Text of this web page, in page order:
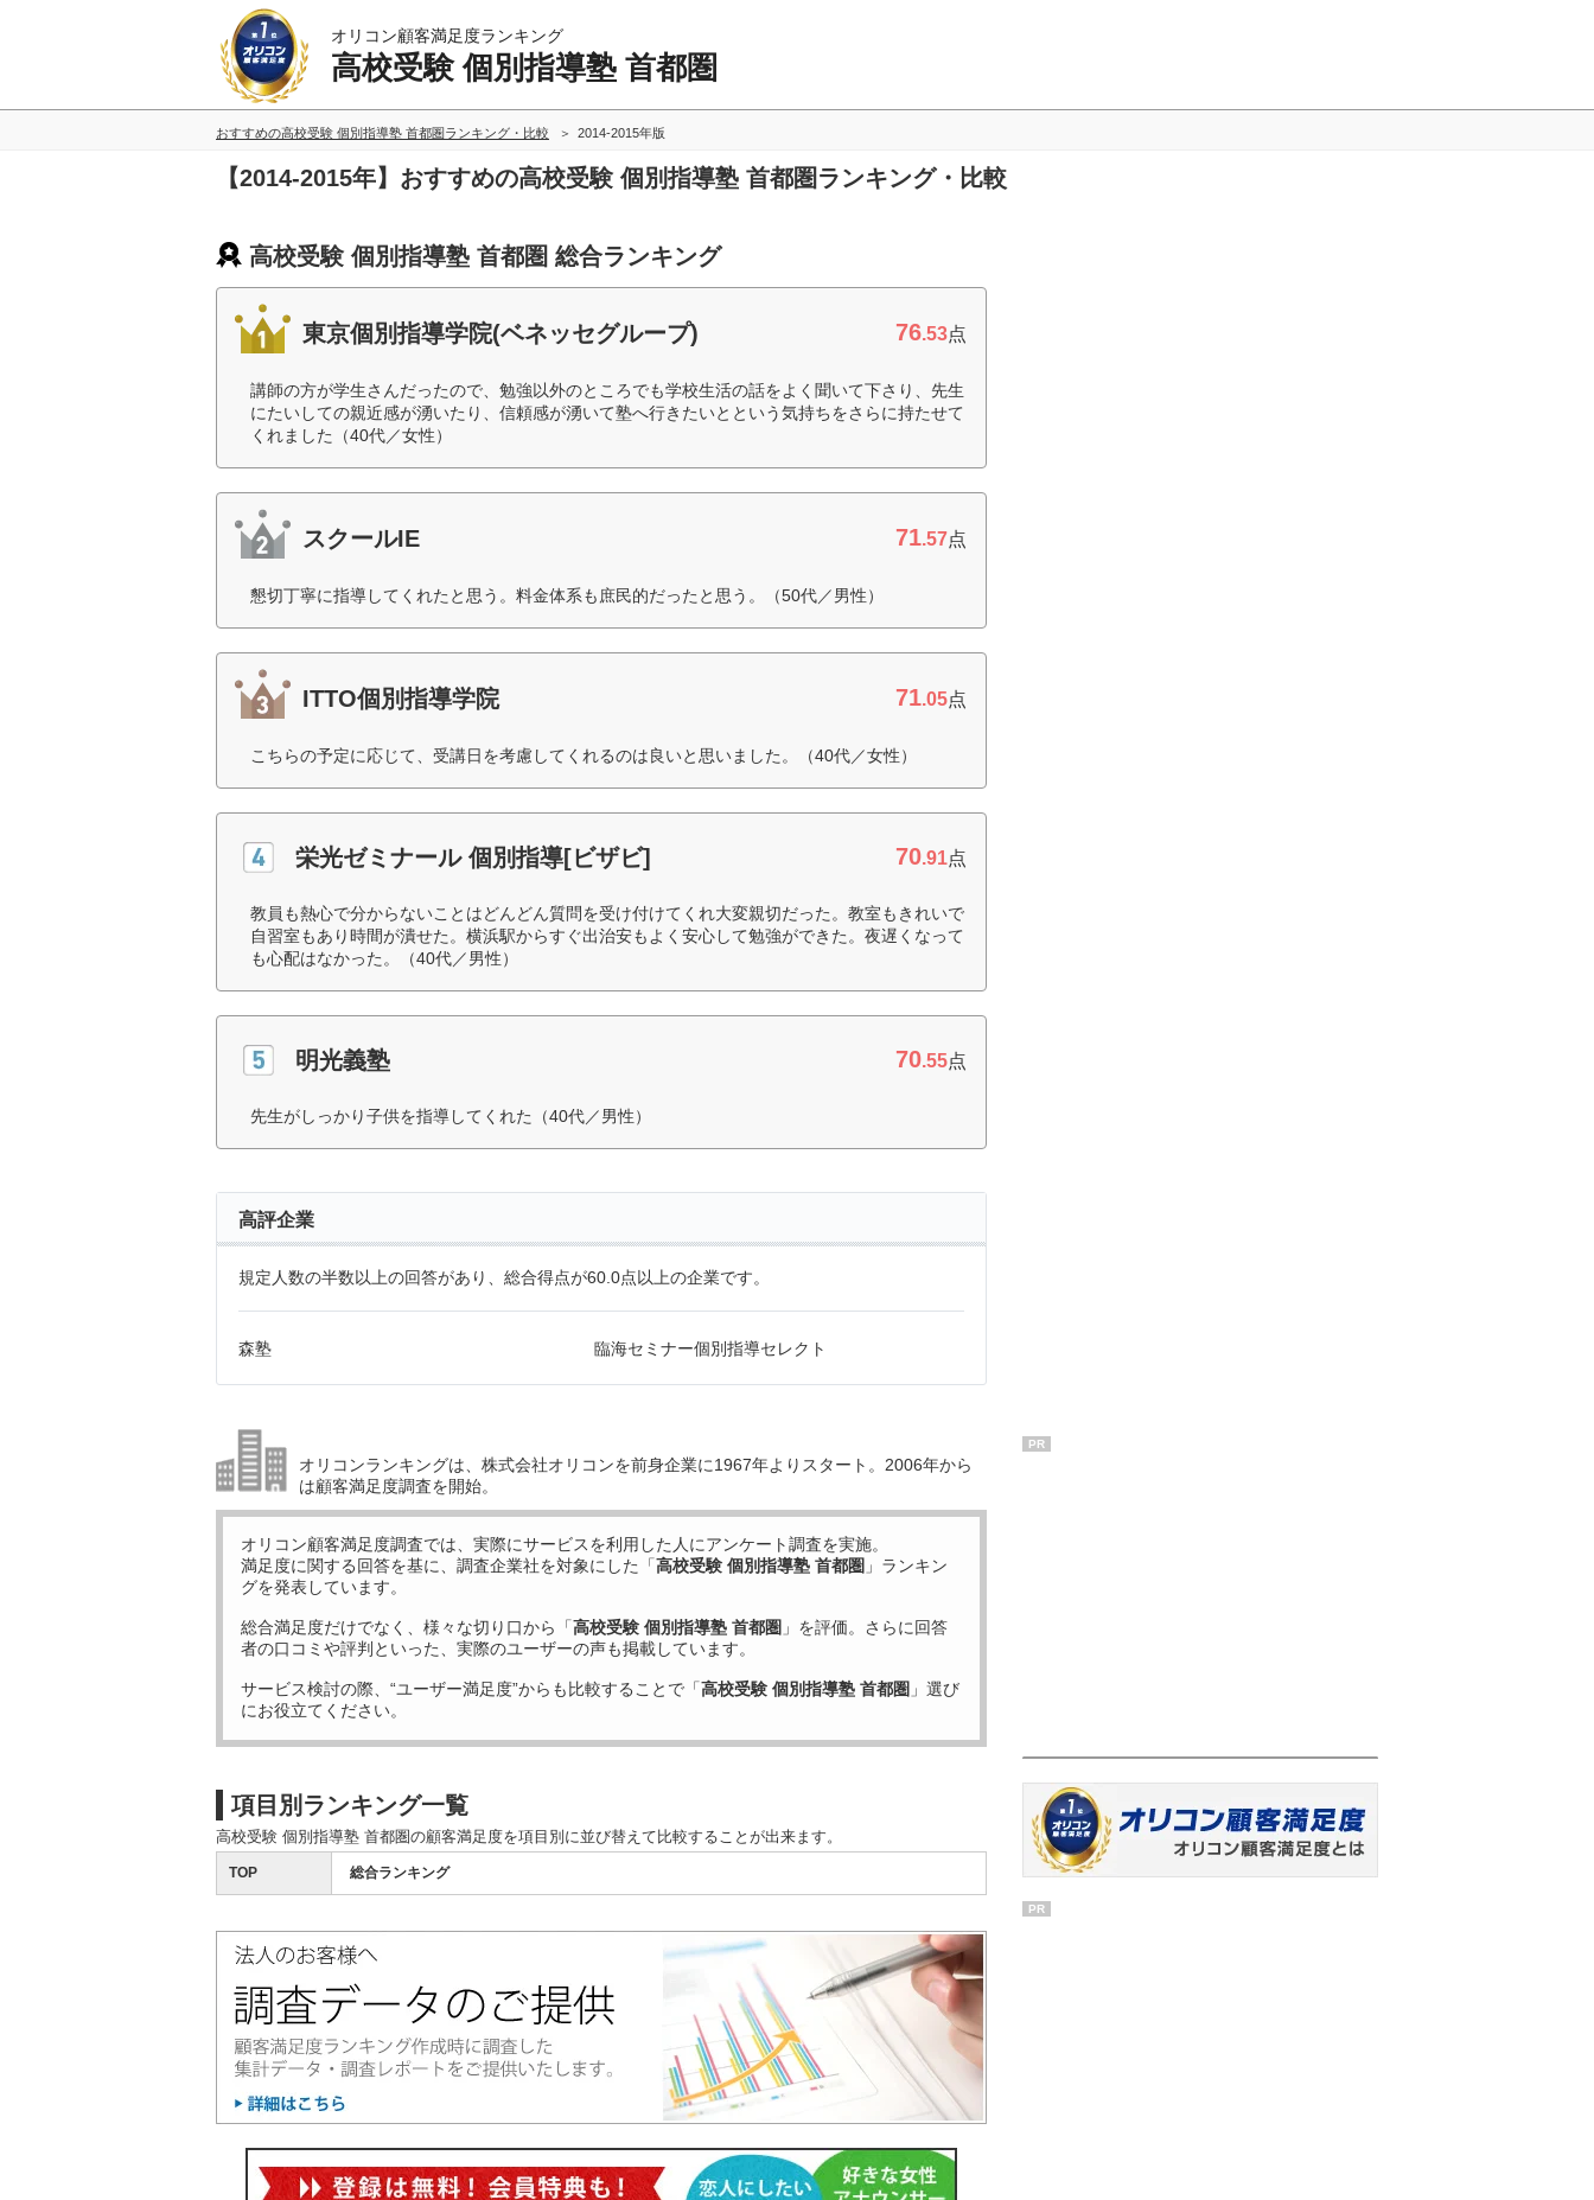
オリコン顧客満足度ランキング
高校受験 個別指導塾 首都圏
おすすめの高校受験 個別指導塾 首都圏ランキング・比較 2014-2015年版
【2014-2015年】おすすめの高校受験 個別指導塾 首都圏ランキング・比較
高校受験 個別指導塾 首都圏 総合ランキング
東京個別指導学院(ベネッセグループ) 76.53点
講師の方が学生さんだったので、勉強以外のところでも学校生活の話をよく聞いて下さり、先生
にたいしての親近感が湧いたり、信頼感が湧いて塾へ行きたいとという気持ちをさらに持たせて
くれました（40代／女性）
スクールIE 71.57点
懇切丁寧に指導してくれたと思う。料金体系も庶民的だったと思う。（50代／男性）
ITTO個別指導学院 71.05点
こちらの予定に応じて、受講日を考慮してくれるのは良いと思いました。（40代／女性）
栄光ゼミナール 個別指導[ビザビ] 70.91点
教員も熱心で分からないことはどんどん質問を受け付けてくれ大変親切だった。教室もきれいで
自習室もあり時間が潰せた。横浜駅からすぐ出治安もよく安心して勉強ができた。夜遅くなって
も心配はなかった。（40代／男性）
明光義塾 70.55点
先生がしっかり子供を指導してくれた（40代／男性）
高評企業
規定人数の半数以上の回答があり、総合得点が60.0点以上の企業です。
森塾 臨海セミナー個別指導セレクト
オリコンランキングは、株式会社オリコンを前身企業に1967年よりスタート。2006年から
は顧客満足度調査を開始。
オリコン顧客満足度調査では、実際にサービスを利用した 人にアンケート調査を実施。
満足度に関する回答を基に、調査企業社を対象にした「高校受験 個別指導塾 首都圏 」ランキン
グを発表しています。
総合満足度だけでなく、様々な切り口から「高校受験 個別指導塾 首都圏 」を評価。さらに回答
者の口コミや評判といった、実際のユーザーの声も掲載しています。
サービス検討の際、“ユーザー満足度”からも比較することで「高校受験 個別指導塾 首都圏 」選び
にお役立てください。
項目別ランキング一覧
高校受験 個別指導塾 首都圏の顧客満足度を項目別に並び替えて比較することが出来ます。
TOP 総合ランキング
PR
PR